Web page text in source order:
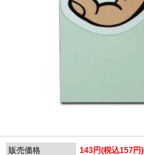
販売価格 143円(税込157円)